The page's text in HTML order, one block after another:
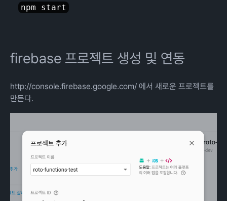
firebase 프로젝트 생성 및 연동
http://console.firebase.google.com/ 에서 새로운 프로젝트를
만든다.